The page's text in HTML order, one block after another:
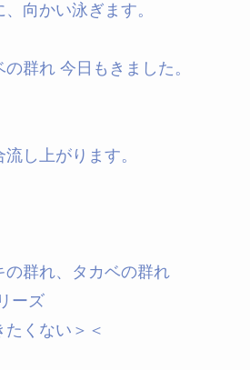
向かい泳ぎます。
群れ 今日もきました。
し上がります。
の群れ、タカベの群れ
ーズ
くない＞＜